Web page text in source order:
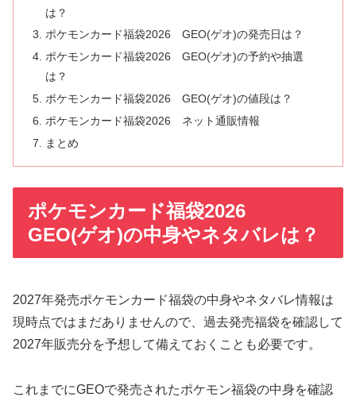
は？
ポケモンカード福袋2026 GEO(ゲオ)の発売日は？
ポケモンカード福袋2026 GEO(ゲオ)の予約や抽選
は？
ポケモンカード福袋2026 GEO(ゲオ)の値段は？
ポケモンカード福袋2026 ネット通販情報
まとめ
ポケモンカード福袋2026
GEO(ゲオ)の中身やネタバレは？
2027年発売ポケモンカード福袋の中身やネタバレ情報は
現時点ではまだありませんので、過去発売福袋を確認して
2027年販売分を予想して備えておくことも必要です。
これまでにGEOで発売されたポケモン福袋の中身を確認